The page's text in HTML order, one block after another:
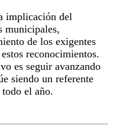
implicación del
municipales,
de los exigentes
reconocimientos.
es seguir avanzando
siendo un referente
el año.